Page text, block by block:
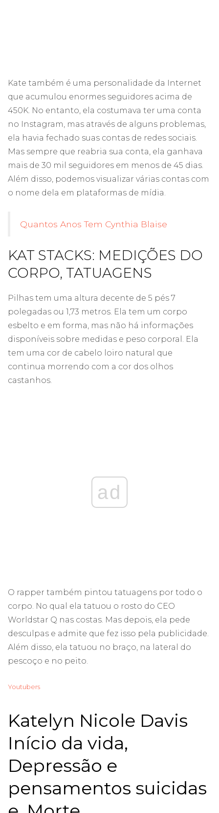
Kate também é uma personalidade da Internet
que acumulou enormes seguidores acima de
450K. No entanto, ela costumava ter uma conta
no Instagram, mas através de alguns problemas,
ela havia fechado suas contas de redes sociais.
Mas sempre que reabria sua conta, ela ganhava
mais de 30 mil seguidores em menos de 45 dias.
Além disso, podemos visualizar várias contas com
o nome dela em plataformas de mídia.
Quantos Anos Tem Cynthia Blaise
KAT STACKS: MEDIÇÕES DO
CORPO, TATUAGENS
Pilhas tem uma altura decente de 5 pés 7
polegadas ou 1,73 metros. Ela tem um corpo
esbelto e em forma, mas não há informações
disponíveis sobre medidas e peso corporal. Ela
tem uma cor de cabelo loiro natural que
continua morrendo com a cor dos olhos
castanhos.
ad
O rapper também pintou tatuagens por todo o
corpo. No qual ela tatuou o rosto do CEO
Worldstar Q nas costas. Mas depois, ela pede
desculpas e admite que fez isso pela publicidade.
Além disso, ela tatuou no braço, na lateral do
pescoço e no peito.
Youtubers
Katelyn Nicole Davis
Início da vida,
Depressão e
pensamentos suicidas